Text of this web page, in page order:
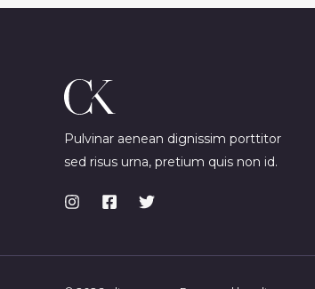
Pulvinar aenean dignissim porttitor
sed risus urna, pretium quis non id.